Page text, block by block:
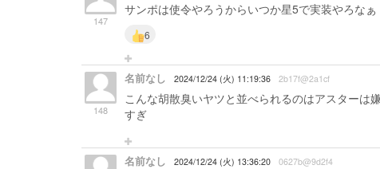
147
サンポは使令やろうからいつか星5で実装やろなぁ
6
148
名前なし 2024/12/24 (火) 11:19:36 2b17f@2a1cf
こんな胡散臭いヤツと並べられるのはアスター
すぎ
名前なし 2024/12/24 (火) 13:36:20 0627b@9d2f4